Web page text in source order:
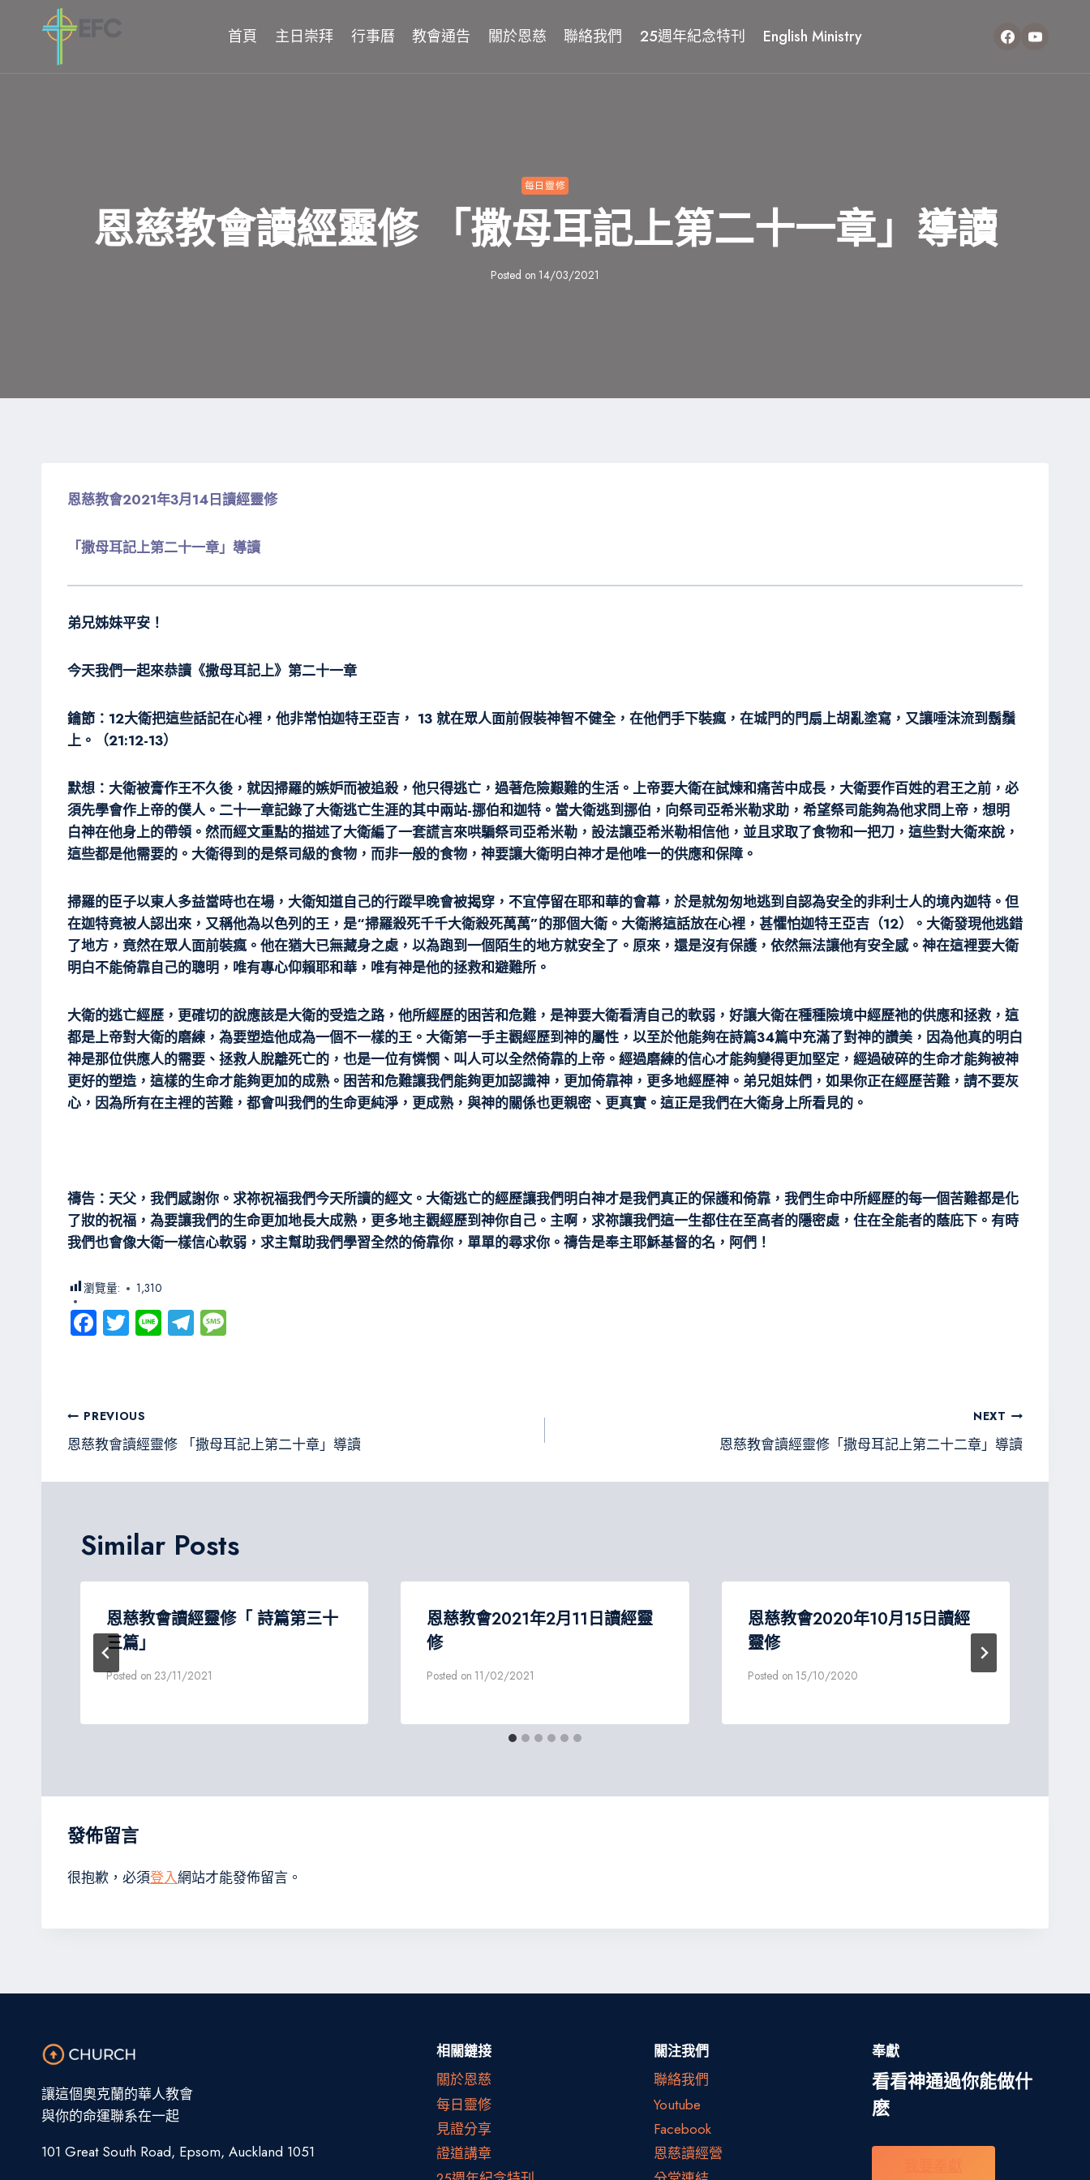
首頁 主日崇拜 行事曆 教會通告 關於恩慈 聯絡我們 25週年紀念特刊 English Ministry
每日靈修
恩慈教會讀經靈修 「撒母耳記上第二十一章」導讀
Posted on 14/03/2021
恩慈教會2021年3月14日讀經靈修
「撒母耳記上第二十一章」導讀
弟兄姊妹平安！
今天我們一起來恭讀《撒母耳記上》第二十一章
鑰節：12大衛把這些話記在心裡，他非常怕迦特王亞吉， 13 就在眾人面前假裝神智不健全，在他們手下裝瘋，在城門的門扇上胡亂塗寫，又讓唾沫流到鬍鬚
上。（21:12-13）
默想：大衛被膏作王不久後，就因掃羅的嫉妒而被追殺，他只得逃亡，過著危險艱難的生活。上帝要大衛在試煉和痛苦中成長，大衛要作百姓的君王之前，必
須先學會作上帝的僕人。二十一章記錄了大衛逃亡生涯的其中兩站-挪伯和迦特。當大衛逃到挪伯，向祭司亞希米勒求助，希望祭司能夠為他求問上帝，想明
白神在他身上的帶領。然而經文重點的描述了大衛編了一套謊言來哄騙祭司亞希米勒，設法讓亞希米勒相信他，並且求取了食物和一把刀，這些對大衛來說，
這些都是他需要的。大衛得到的是祭司級的食物，而非一般的食物，神要讓大衛明白神才是他唯一的供應和保障。
掃羅的臣子以東人多益當時也在場，大衛知道自己的行蹤早晚會被揭穿，不宜停留在耶和華的會幕，於是就匆匆地逃到自認為安全的非利士人的境內迦特。但
在迦特竟被人認出來，又稱他為以色列的王，是“掃羅殺死千千大衛殺死萬萬”的那個大衛。大衛將這話放在心裡，甚懼怕迦特王亞吉（12）。大衛發現他逃錯
了地方，竟然在眾人面前裝瘋。他在猶大已無藏身之處，以為跑到一個陌生的地方就安全了。原來，還是沒有保護，依然無法讓他有安全感。神在這裡要大衛
明白不能倚靠自己的聰明，唯有專心仰賴耶和華，唯有神是他的拯救和避難所。
大衛的逃亡經歷，更確切的說應該是大衛的受造之路，他所經歷的困苦和危難，是神要大衛看清自己的軟弱，好讓大衛在種種險境中經歷祂的供應和拯救，這
都是上帝對大衛的磨練，為要塑造他成為一個不一樣的王。大衛第一手主觀經歷到神的屬性，以至於他能夠在詩篇34篇中充滿了對神的讚美，因為他真的明白
神是那位供應人的需要、拯救人脫離死亡的，也是一位有憐憫、叫人可以全然倚靠的上帝。經過磨練的信心才能夠變得更加堅定，經過破碎的生命才能夠被神
更好的塑造，這樣的生命才能夠更加的成熟。困苦和危難讓我們能夠更加認識神，更加倚靠神，更多地經歷神。弟兄姐妹們，如果你正在經歷苦難，請不要灰
心，因為所有在主裡的苦難，都會叫我們的生命更純淨，更成熟，與神的關係也更親密、更真實。這正是我們在大衛身上所看見的。
禱告：天父，我們感謝你。求祢祝福我們今天所讀的經文。大衛逃亡的經歷讓我們明白神才是我們真正的保護和倚靠，我們生命中所經歷的每一個苦難都是化
了妝的祝福，為要讓我們的生命更加地長大成熟，更多地主觀經歷到神你自己。主啊，求祢讓我們這一生都住在至高者的隱密處，住在全能者的蔭庇下。有時
我們也會像大衛一樣信心軟弱，求主幫助我們學習全然的倚靠你，單單的尋求你。禱告是奉主耶穌基督的名，阿們！
瀏覽量: 1,310
Fa
ce
ok
T
wi
Li
ne
Te
le
文
章
導
PREVIOUS
恩慈教會讀經靈修 「撒母耳記上第二十章」導讀
NEXT
恩慈教會讀經靈修「撒母耳記上第二十二章」導讀
Similar Posts
恩慈教會讀經靈修「 詩篇第三十
三篇」
Posted on 23/11/2021
恩慈教會2021年2月11日讀經靈
修
Posted on 11/02/2021
恩慈教會2020年10月15日讀經
靈修
Posted on 15/10/2020
發佈留言
很抱歉，必須登入網站才能發佈留言。
讓這個奧克蘭的華人教會
與你的命運聯系在一起
101 Great South Road, Epsom, Auckland 1051
相關鏈接
關於恩慈
每日靈修
見證分享
證道講章
關注我們
聯絡我們
Youtube
Facebook
恩慈讀經營
奉獻
看看神通過你能做什
麽